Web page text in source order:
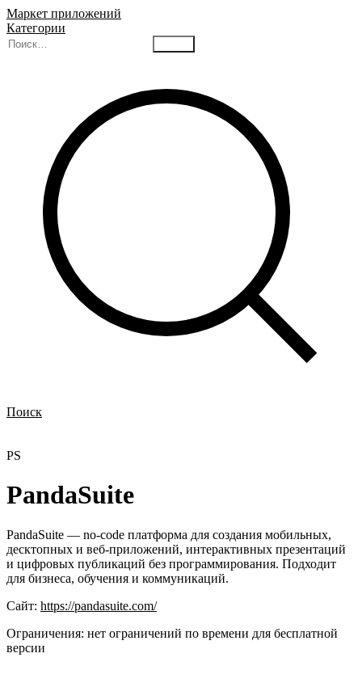
Маркет приложений
Категории
Поиск
PS
PandaSuite
PandaSuite — no-code платформа для создания мобильных,
десктопных и веб-приложений, интерактивных презентаций
и цифровых публикаций без программирования. Подходит
для бизнеса, обучения и коммуникаций.
Сайт: https://pandasuite.com/
Ограничения: нет ограничений по времени для бесплатной
версии